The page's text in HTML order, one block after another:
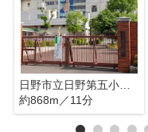
日野市立日野第五小学校
約868m／11分